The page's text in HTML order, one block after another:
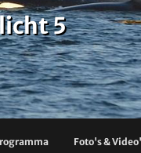
5
Foto's &